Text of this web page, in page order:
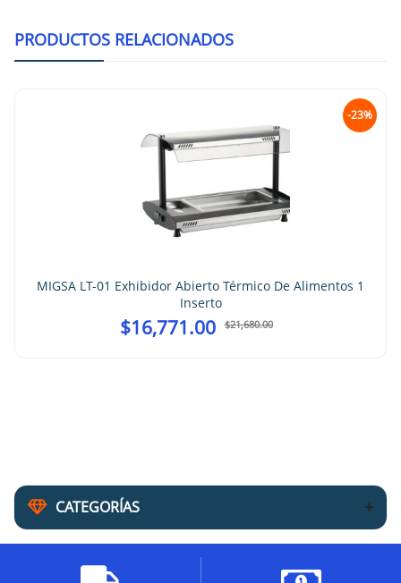
CATEGORÍAS
PRODUCTOS RELACIONADOS
-23%
MIGSA LT-01 Exhibidor Abierto Térmico De Alimentos 1
Inserto
$21,680.00
$16,771.00